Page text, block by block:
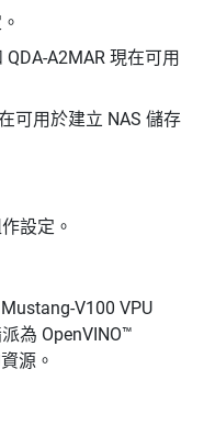
A2MAR 現在可用
可用於建立 NAS 儲存
設定。
V100 VPU
為 OpenVINO™
源。